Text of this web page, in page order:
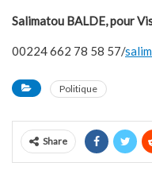
Salimatou BALDE, pour
00224 662 78 58 57/
Politique
Share